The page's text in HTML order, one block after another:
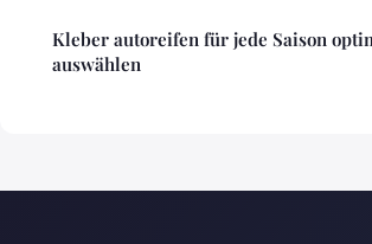
Kleber autoreifen für jede Saison
auswählen